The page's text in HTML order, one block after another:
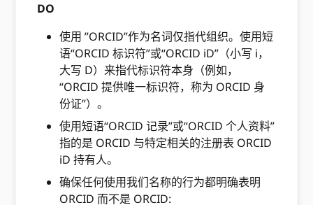
DO
使用 ”ORCID”作为名词仅指代组织。使用短
语“ORCID 标识符”或“ORCID iD”（小写 i，
大写 D）来指代标识符本身（例如，
“ORCID 提供唯一标识符，称为 ORCID 身
份证”）。
使用短语“ORCID 记录”或“ORCID 个人资料”
指的是 ORCID 与特定相关的注册表 ORCID
iD 持有人。
确保任何使用我们名称的行为都明确表明
ORCID 而不是 ORCID: